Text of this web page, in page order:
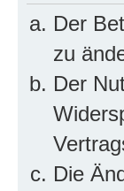
Der
zu
Der
Die